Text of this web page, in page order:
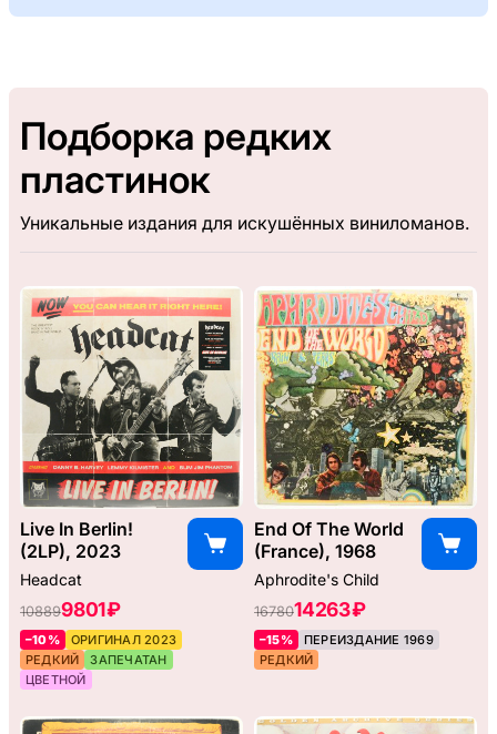
Подборка редких
пластинок
Уникальные издания для искушённых виниломанов.
Live In Berlin!
(2LP), 2023
Headcat
108899801 ₽
–10%
ОРИГИНАЛ 2023
РЕДКИЙ
ЗАПЕЧАТАН
ЦВЕТНОЙ
End Of The World
(France), 1968
Aphrodite's Child
1678014263 ₽
–15%
ПЕРЕИЗДАНИЕ 1969
РЕДКИЙ